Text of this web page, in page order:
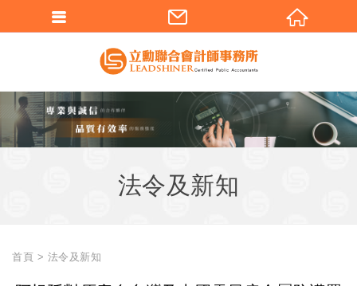
法令及新知
首頁 法令及新知